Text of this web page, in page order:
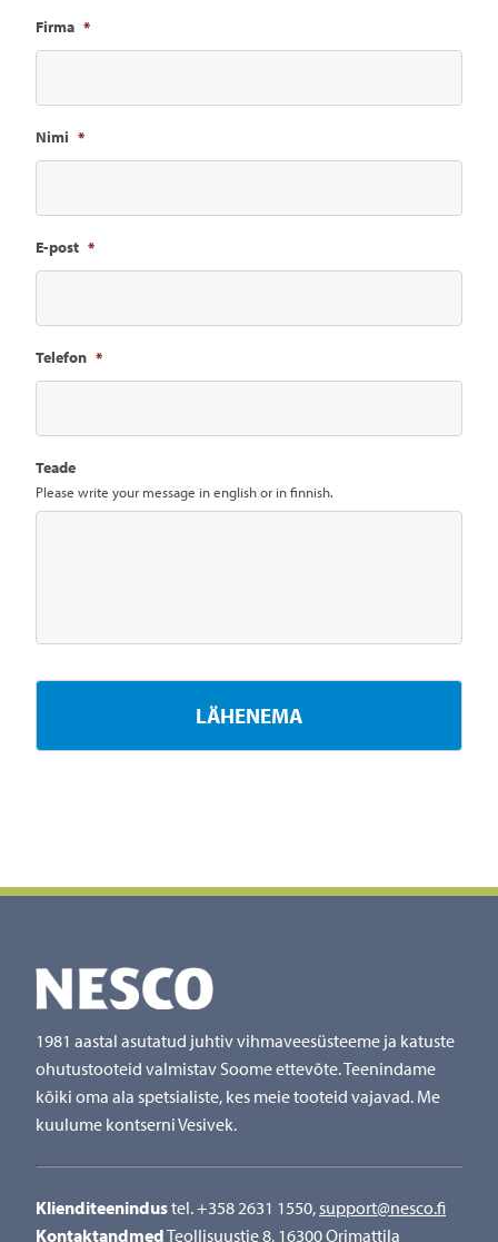
Firma *
Nimi *
E-post *
Telefon *
Teade
Please write your message in english or in finnish.
1981 aastal asutatud juhtiv vihmaveesüsteeme ja katuste
ohutustooteid valmistav Soome ettevõte. Teenindame
kõiki oma ala spetsialiste, kes meie tooteid vajavad. Me
kuulume kontserni Vesivek.
Klienditeenindustel. +358 2631 1550, support@nesco.fi
KontaktandmedTeollisuustie 8, 16300 Orimattila